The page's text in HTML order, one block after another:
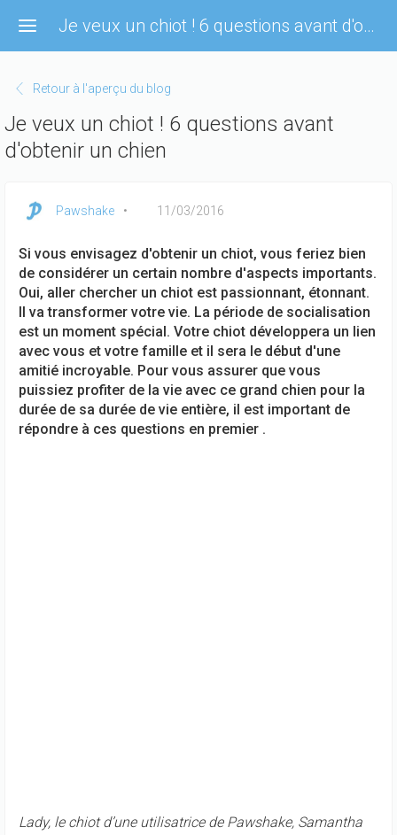
contenu
Je veux un chiot ! 6 questions avant d'obtenir un chien
Retour à l'aperçu du blog
Je veux un chiot ! 6 questions avant
d'obtenir un chien
Pawshake 11/03/2016
Si vous envisagez d'obtenir un chiot, vous feriez bien
de considérer un certain nombre d'aspects importants.
Oui, aller chercher un chiot est passionnant, étonnant.
Il va transformer votre vie. La période de socialisation
est un moment spécial. Votre chiot développera un lien
avec vous et votre famille et il sera le début d'une
amitié incroyable. Pour vous assurer que vous
puissiez profiter de la vie avec ce grand chien pour la
durée de sa durée de vie entière, il est important de
répondre à ces questions en premier .
Lady, le chiot d’une utilisatrice de Pawshake, Samantha